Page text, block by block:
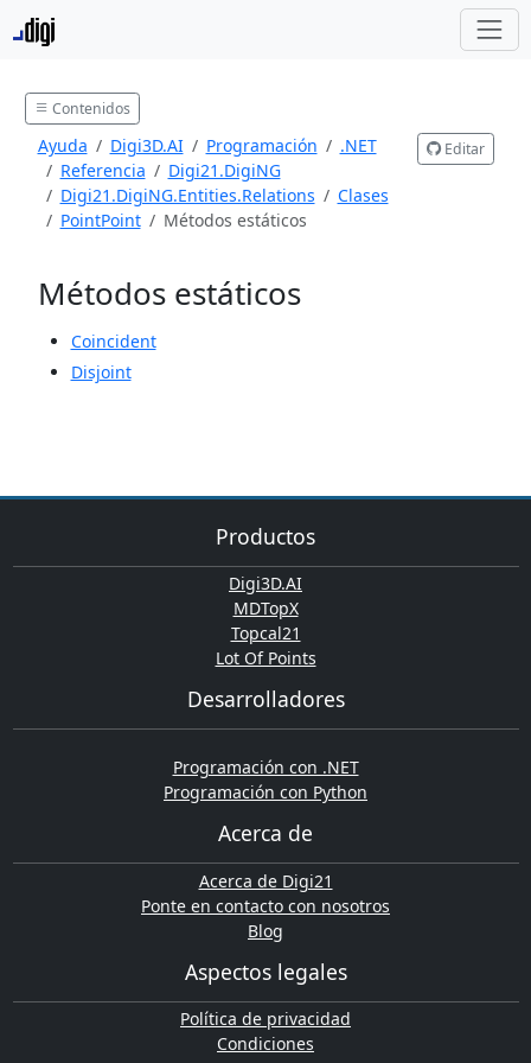
Contenidos
Ayuda Digi3D.AI Programación
.NET
Referencia
Digi21.DigiNG
Digi21.DigiNG.Entities.Relations
Clases
PointPoint
Métodos estáticos
Editar
Métodos estáticos
Coincident
Disjoint
Productos
Digi3D.AI
MDTopX
Topcal21
Lot Of Points
Desarrolladores
Programación con .NET
Programación con Python
Acerca de
Acerca de Digi21
Ponte en contacto con nosotros
Blog
Aspectos legales
Política de privacidad
Condiciones